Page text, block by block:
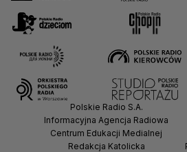
Polskie Radio S.A.
Informacyjna Agencja Radiowa
Centrum Edukacji Medialnej
Redakcja Katolicka